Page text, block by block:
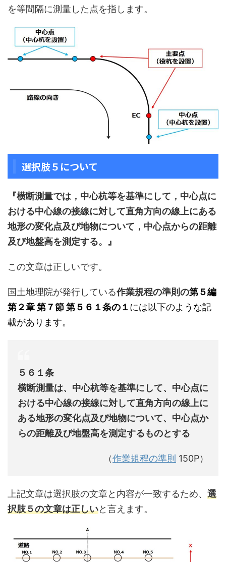
を等間隔に測量した点を指します。
選択肢５について
『横断測量では，中心杭等を基準にして，中心点に
おける中心線の接線に対して直角方向の線上にある
地形の変化点及び地物について，中心点からの距離
及び地盤高を測定する。』
この文章は正しいです。
国土地理院が発行している作業規程の準則の第５編
第２章 第７節 第５６１条の１ には以下のような記
載があります。
５６１条
横断測量は、中心杭等を基準にして、中心点に
おける中心線の接線に対して直角方向の線上に
ある地形の変化点及び地物について、中心点か
らの距離及び地盤高を測定するものとする
（作業規程の準則 150P）
上記文章は選択肢の文章と内容が一致するため、 選
択肢５の文章は正しいと言えます。